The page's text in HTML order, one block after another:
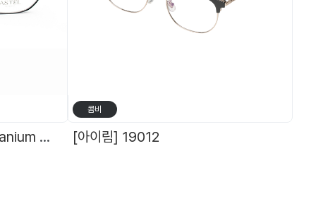
[아스텔] ASTEL 9042 Titanium 라운드스퀘어 아스텔 안경 티타늄 안경테
콤비
[아이림] 19012